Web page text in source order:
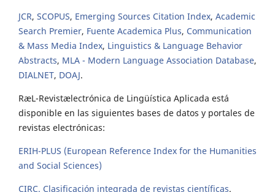
JCR, SCOPUS, Emerging Sources Citation Index, Academic
Search Premier, Fuente Academica Plus, Communication
& Mass Media Index, Linguistics & Language Behavior
Abstracts, MLA - Modern Language Association Database,
DIALNET, DOAJ.
RæL-Revistælectrónica de Lingüística Aplicada está
disponible en las siguientes bases de datos y portales de
revistas electrónicas:
ERIH-PLUS (European Reference Index for the Humanities
and Social Sciences)
CIRC. Clasificación integrada de revistas científicas.